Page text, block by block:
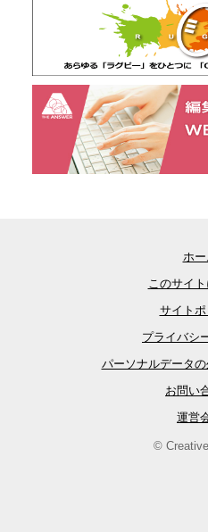
ホー
このサイ
サイト
プライバシ
パーソナルデータ
お問い
運営
©